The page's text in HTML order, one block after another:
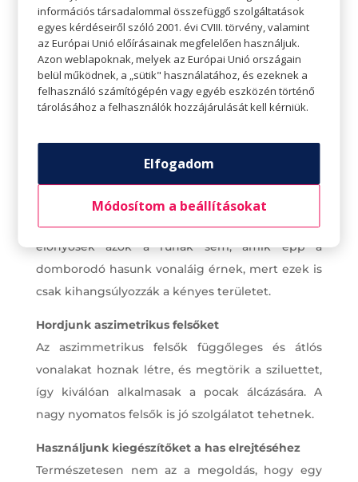
Kabát, felső vagy kardigán kiválasztásakor nem
kell teljesen kiiktatnunk az öveket, mindössze
ügyelnünk kell arra, hogy az öv egy kicsit
magasabban legyen, mint a legszélesebb
pontunk, így nem hívja fel a figyelmet a hasra.
a van egy kis feleslegünk derék vagy hastájon,
jobb, ha nem tűrjük be a felsőt a derekunkba,
mert ezáltal egy éles vonalat hozunk létre épp a
hasunkon, amit eldugni igyekszünk. Nem
előnyösek azok a ruhák sem, amik épp a
domborodó hasunk vonaláig érnek, mert ezek is
csak kihangsúlyozzák a kényes területet.
Hordjunk aszimetrikus felsőket
Az aszimmetrikus felsők függőleges és átlós
vonalakat hoznak létre, és megtörik a sziluettet,
így kiválóan alkalmasak a pocak álcázására. A
nagy nyomatos felsők is jó szolgálatot tehetnek.
Használjunk kiegészítőket a has elrejtéséhez
Természetesen nem az a megoldás, hogy egy
információs társadalommal összefüggő szolgáltatások
egyes kérdéseiről szóló 2001. évi CVIII. törvény, valamint
az Európai Unió előírásainak megfelelően használjuk.
Azon weblapoknak, melyek az Európai Unió országain
belül működnek, a „sütik" használatához, és ezeknek a
felhasználó számítógépén vagy egyéb eszközén történő
tárolásához a felhasználók hozzájárulását kell kérniük.
Elfogadom
Módosítom a beállításokat